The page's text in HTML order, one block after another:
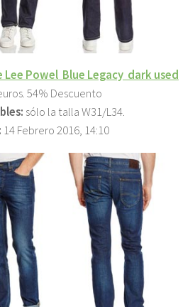
Lee Powel Blue Legacy dark used
54% Descuento
sólo la talla W31/L34.
14 Febrero 2016, 14:10